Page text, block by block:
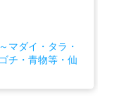
イ・タラ・
チ・青物等・仙